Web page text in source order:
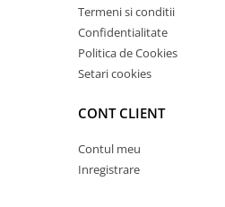
Termeni si conditii
Confidentialitate
Politica de Cookies
Setari cookies
CONT CLIENT
Contul meu
Inregistrare